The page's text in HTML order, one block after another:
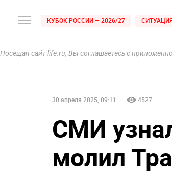
КУБОК РОССИИ — 2026/27
Посещая сайт life.ru, Вы соглашаетесь с
30 апреля 2025, 09:11 4527
СМИ
молил